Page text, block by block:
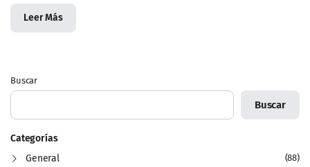
Leer Más
Buscar
Buscar
Categorías
General
(88)